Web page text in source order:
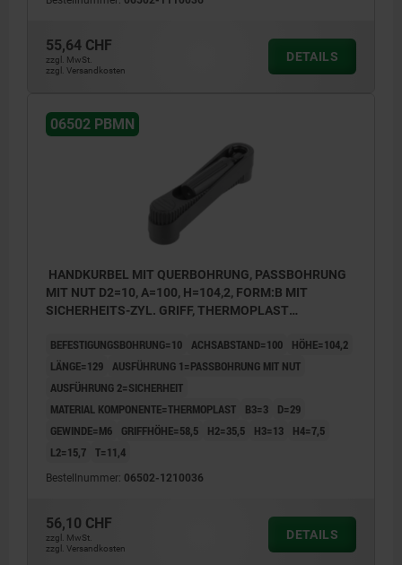
55,64 CHF
zzgl. MwSt.
zzgl. Versandkosten
DETAILS
06502 PBMN
HANDKURBEL MIT QUERBOHRUNG, PASSBOHRUNG
MIT NUT D2=10, A=100, H=104,2, FORM:B MIT
SICHERHEITS-ZYL. GRIFF, THERMOPLAST
SCHWARZGRAU RAL7021
BEFESTIGUNGSBOHRUNG=10 ACHSABSTAND=100
HÖHE=104,2
LÄNGE=129 AUSFÜHRUNG 1=PASSBOHRUNG MIT NUT
AUSFÜHRUNG 2=SICHERHEIT
MATERIAL KOMPONENTE=THERMOPLAST
B3=3
D=29
GEWINDE=M6
GRIFFHÖHE=58,5 H2=35,5 H3=13
H4=7,5
L2=15,7 T=11,4
Bestellnummer: 06502-1210036
56,10 CHF
zzgl. MwSt.
zzgl. Versandkosten
DETAILS